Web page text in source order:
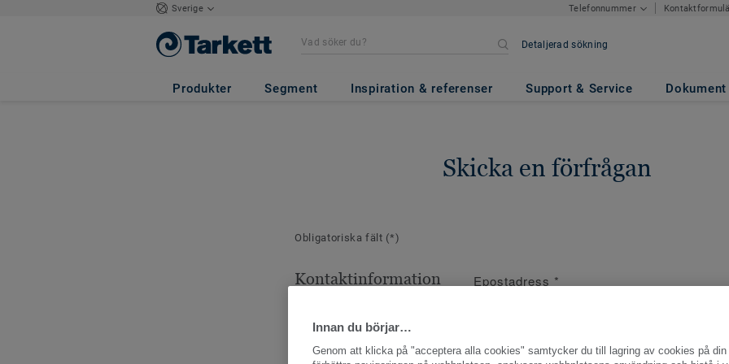
Sverige Telefonnummer
Detaljerad sökning
Produkter Segment Inspiration & referenser Support & Service Dokument
Skicka en förfrågan
Obligatoriska fält (*)
Kontaktinformation Epostadress *
Innan du börjar…
Genom att klicka på "acceptera alla cookies" samtycker du till lagring av cookies på